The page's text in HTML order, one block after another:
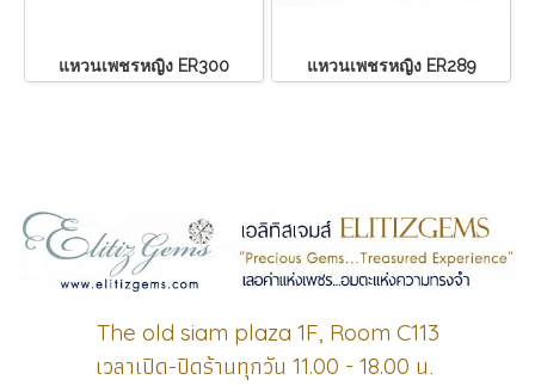
แหวนเพชรหญิง ER300 แหวนเพชรหญิง ER289
The old siam plaza 1F, Room C113
เวลาเปิด-ปิดร้านทุกวัน 11.00 - 18.00 น.